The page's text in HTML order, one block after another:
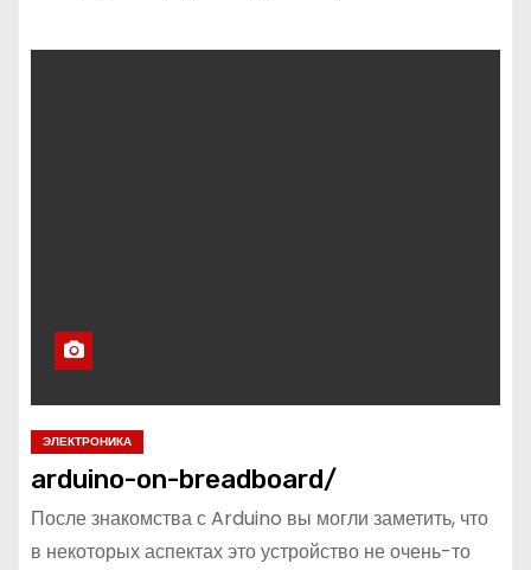
ЭЛЕКТРОНИКА
arduino-on-breadboard/
После знакомства с Arduino вы могли заметить, что
в некоторых аспектах это устройство не очень-то